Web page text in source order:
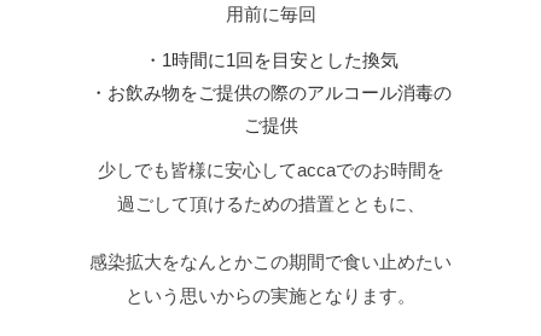
用前に毎回
・1時間に1回を目安とした換気
・お飲み物をご提供の際のアルコール消毒の
ご提供
少しでも皆様に安心してaccaでのお時間を
過ごして頂けるための措置とともに、
感染拡大をなんとかこの期間で食い止めたい
という思いからの実施となります。